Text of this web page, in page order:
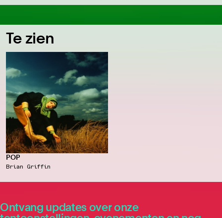
Te zien
POP
Brian Griffin
Ontvang updates over onze